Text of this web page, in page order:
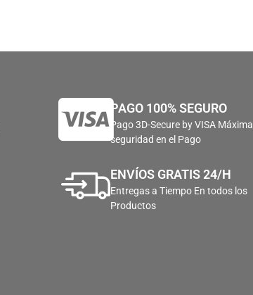
PAGO 100% SEGURO
Pago 3D-Secure by VISA Máxima
seguridad en el Pago
ENVÍOS GRATIS 24/H
Entregas a Tiempo En todos los
Productos